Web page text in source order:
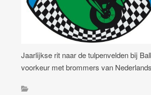
Jaarlijkse rit naar de tulpenvelden bij
voorkeur met brommers van